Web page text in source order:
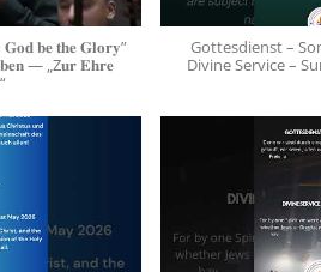
𝐛𝐞 𝐭𝐡𝐞 𝐆𝐥𝐨𝐫𝐲”
— „Z𝐮𝐫 𝐄𝐡𝐫𝐞
Gottesdienst –
Divine Service –